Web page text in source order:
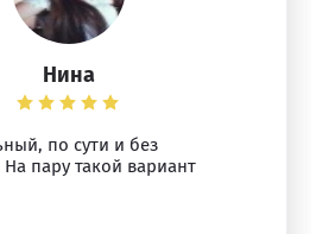
Нина
по сути и без
На пару такой вариант